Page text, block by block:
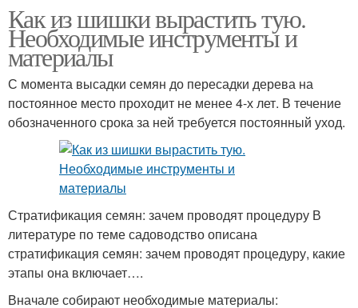
Как из шишки вырастить тую.
Необходимые инструменты и
материалы
С момента высадки семян до пересадки дерева на
постоянное место проходит не менее 4-х лет. В течение
обозначенного срока за ней требуется постоянный уход.
Стратификация семян: зачем проводят процедуру В
литературе по теме садоводство описана
стратификация семян: зачем проводят процедуру, какие
этапы она включает….
Вначале собирают необходимые материалы: